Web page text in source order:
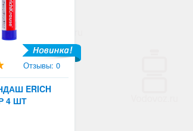
Отзывы: 0
ERICH
4 ШТ